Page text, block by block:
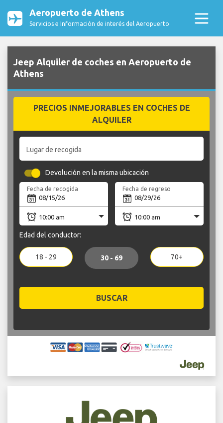
Aeropuerto de Athens
Servicios e Información de interés del Aeropuerto
Jeep Alquiler de coches en Aeropuerto de
Athens
PRECIOS INMEJORABLES EN COCHES DE
ALQUILER
Lugar de recogida
Devolución en la misma ubicación
Fecha de recogida Fecha de regreso
Edad del conductor:
18 - 29 30 - 69 70+
BUSCAR